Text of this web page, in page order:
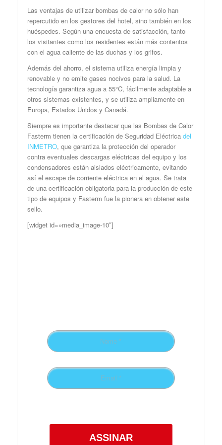
Las ventajas de utilizar bombas de calor no sólo han
repercutido en los gestores del hotel, sino también en los
huéspedes. Según una encuesta de satisfacción, tanto
los visitantes como los residentes están más contentos
con el agua caliente de las duchas y los grifos.
Además del ahorro, el sistema utiliza energía limpia y
renovable y no emite gases nocivos para la salud. La
tecnología garantiza agua a 55°C, fácilmente adaptable a
otros sistemas existentes, y se utiliza ampliamente en
Europa, Estados Unidos y Canadá.
Siempre es importante destacar que las Bombas de Calor
Fasterm tienen la certificación de Seguridad Eléctrica del
INMETRO, que garantiza la protección del operador
contra eventuales descargas eléctricas del equipo y los
condensadores están aislados eléctricamente, evitando
así el escape de corriente eléctrica en el agua. Se trata
de una certificación obligatoria para la producción de este
tipo de equipos y Fasterm fue la pionera en obtener este
sello.
[widget id=»media_image-10″]
ASSINAR